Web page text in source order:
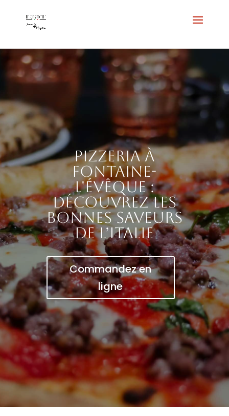
Pizzeria à
Fontaine-
l'Évêque :
découvrez les
bonnes saveurs
de l’Italie
Commandez en
ligne